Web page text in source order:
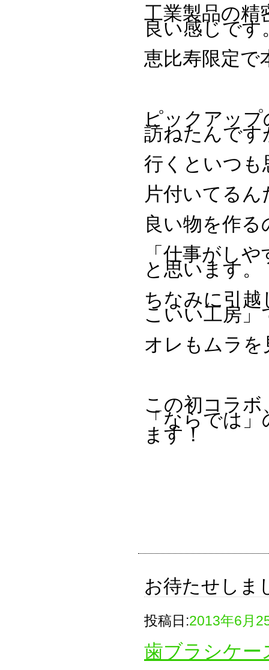
工業製品の精
良い感じです
恵比寿限定で
ピックアッ
訪ねたんです
行くといつも
片付いてる
良い物を作
「仕事がし
と思います。
ちなみに引
こいい工房
オレもムラ
この初コラ
「ならでは
ます！
お待たせしま
投稿日:2013年6月
歯ブラシケー